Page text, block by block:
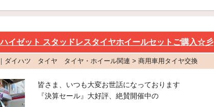
イゼット スタッドレスタイヤホイールセットご購入☆彡
ダイハツ タイヤ タイヤ・ホイール関連 > 商用車用タイヤ交換
皆さま、いつも大変お世話になっております
『決算セール』大好評、絶賛開催中の